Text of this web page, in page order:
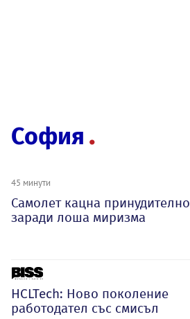
София
45 минути
Самолет кацна принудително
заради лоша миризма
HCLTech: Ново поколение
работодател със смисъл